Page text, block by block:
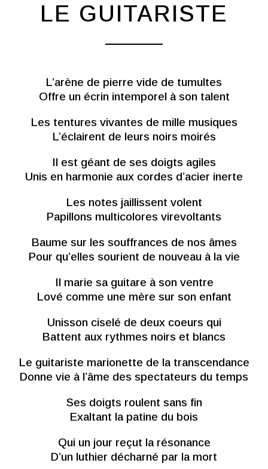
LE GUITARISTE
L’arène de pierre vide de tumultes
Offre un écrin intemporel à son talent
Les tentures vivantes de mille musiques
L’éclairent de leurs noirs moirés
Il est géant de ses doigts agiles
Unis en harmonie aux cordes d’acier inerte
Les notes jaillissent volent
Papillons multicolores virevoltants
Baume sur les souffrances de nos âmes
Pour qu’elles sourient de nouveau à la vie
Il marie sa guitare à son ventre
Lové comme une mère sur son enfant
Unisson ciselé de deux coeurs qui
Battent aux rythmes noirs et blancs
Le guitariste marionette de la transcendance
Donne vie à l’âme des spectateurs du temps
Ses doigts roulent sans fin
Exaltant la patine du bois
Qui un jour reçut la résonance
D’un luthier décharné par la mort